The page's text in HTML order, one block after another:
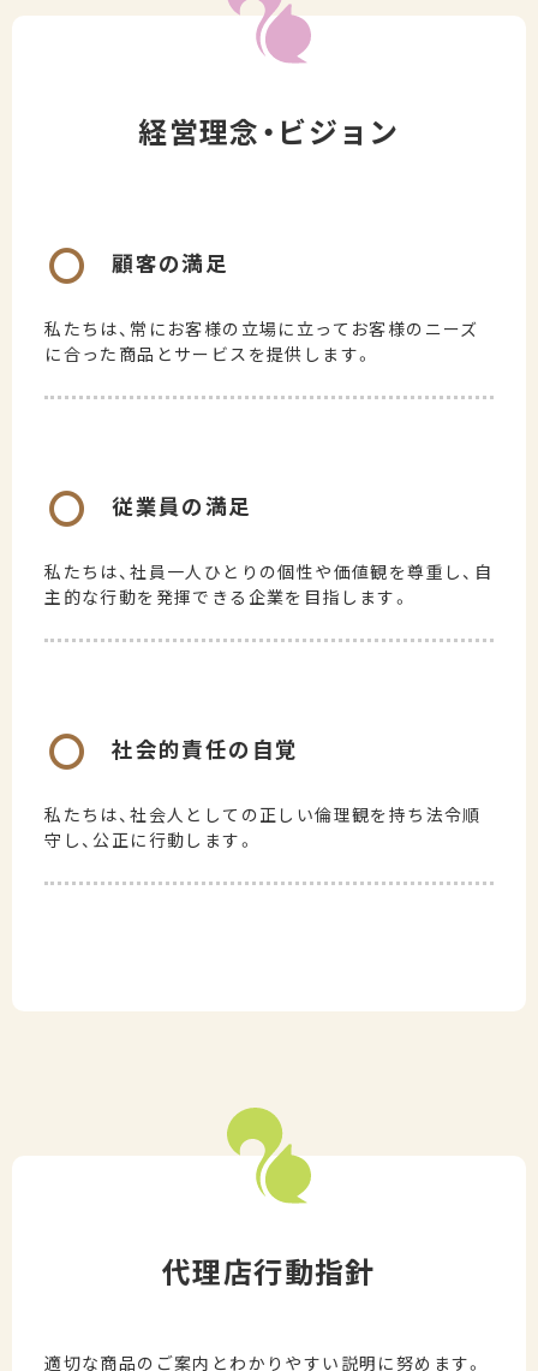
経営理念・ビジョン
〇 顧客の満足
私たちは、常にお客様の立場に立ってお客様のニーズ
に合った商品とサービスを提供します。
〇 従業員の満足
私たちは、社員一人ひとりの個性や価値観を尊重し、自
主的な行動を発揮できる企業を目指します。
〇 社会的責任の自覚
私たちは、社会人としての正しい倫理観を持ち法令順
守し、公正に行動します。
代理店行動指針
適切な商品のご案内とわかりやすい説明に努めます。